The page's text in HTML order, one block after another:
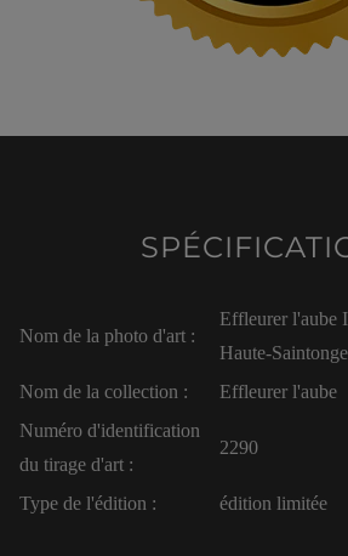
Nom de la photo d'art :
Effleurer l'aube
Haute-
Nom de la collection :
Effleurer l'aube
Numéro d'identification
du tirage d'art :
2290
Type de l'édition : édition limitée